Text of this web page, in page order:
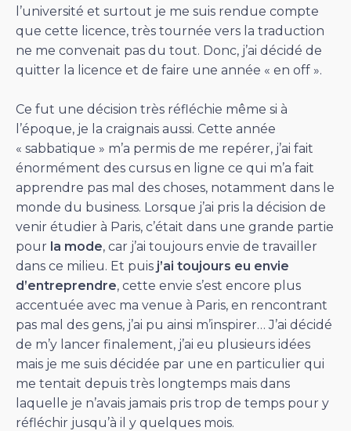
l’université et surtout je me suis rendue compte
que cette licence, très tournée vers la traduction
ne me convenait pas du tout. Donc, j’ai décidé de
quitter la licence et de faire une année « en off ».
Ce fut une décision très réfléchie même si à
l’époque, je la craignais aussi. Cette année
« sabbatique » m’a permis de me repérer, j’ai fait
énormément des cursus en ligne ce qui m’a fait
apprendre pas mal des choses, notamment dans le
monde du business. Lorsque j’ai pris la décision de
venir étudier à Paris, c’était dans une grande partie
pour la mode, car j’ai toujours envie de travailler
dans ce milieu. Et puis j’ai toujours eu envie
d’entreprendre, cette envie s’est encore plus
accentuée avec ma venue à Paris, en rencontrant
pas mal des gens, j’ai pu ainsi m’inspirer… J’ai décidé
de m’y lancer finalement, j’ai eu plusieurs idées
mais je me suis décidée par une en particulier qui
me tentait depuis très longtemps mais dans
laquelle je n’avais jamais pris trop de temps pour y
réfléchir jusqu’à il y quelques mois.